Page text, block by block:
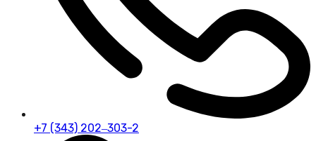
+7 (343) 202‒303-2